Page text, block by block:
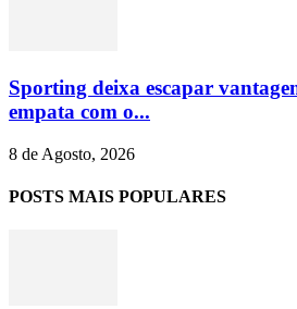
Sporting deixa escapar
empata com o...
8 de Agosto, 2026
POSTS MAIS POPULARES